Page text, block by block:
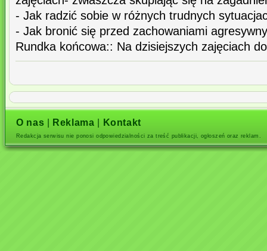
- Jak radzić sobie w różnych trudnych
- Jak bronić się przed zachowaniami
Rundka końcowa:: Na dzisiejszych zajęciach
O nas Reklama Kontakt
Redakcja serwisu nie ponosi odpowiedzialności za treść publikacji, ogłoszeń oraz reklam.